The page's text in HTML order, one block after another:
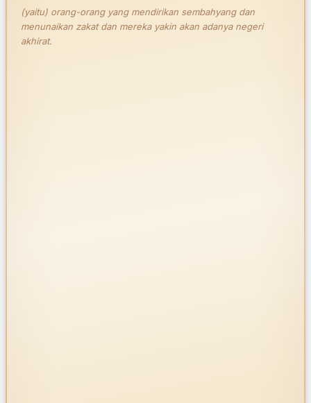
(yaitu) orang-orang yang mendirikan sembahyang dan
menunaikan zakat dan mereka yakin akan adanya negeri
akhirat.